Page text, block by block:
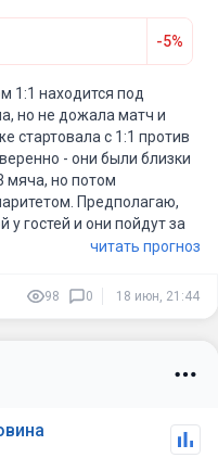
-5%
1:1 находится под
но не дожала матч и
стартовала с 1:1 против
- они были близки
мяча, но потом
Предполагаю,
у гостей и они пойдут за
читать прогноз
98 0 18 июн, 21:44